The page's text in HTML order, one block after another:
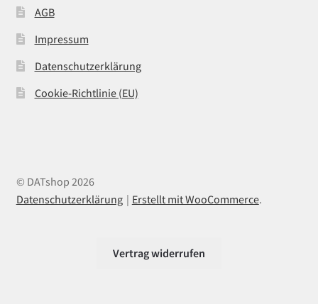
AGB
Impressum
Datenschutzerklärung
Cookie-Richtlinie (EU)
© DATshop 2026
Datenschutzerklärung
Erstellt mit WooCommerce.
Vertrag widerrufen